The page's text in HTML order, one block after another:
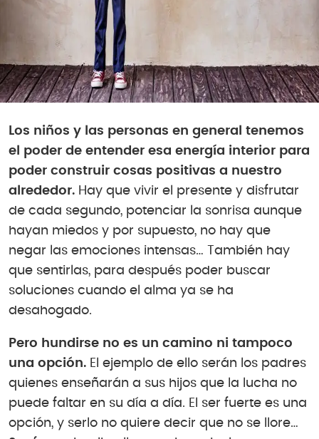
Los niños y las personas en general tenemos
el poder de entender esa energía interior para
poder construir cosas positivas a nuestro
alrededor. Hay que vivir el presente y disfrutar
de cada segundo, potenciar la sonrisa aunque
hayan miedos y por supuesto, no hay que
negar las emociones intensas… También hay
que sentirlas, para después poder buscar
soluciones cuando el alma ya se ha
desahogado.
Pero hundirse no es un camino ni tampoco
una opción. El ejemplo de ello serán los padres
quienes enseñarán a sus hijos que la lucha no
puede faltar en su día a día. El ser fuerte es una
opción, y serlo no quiere decir que no se llore…